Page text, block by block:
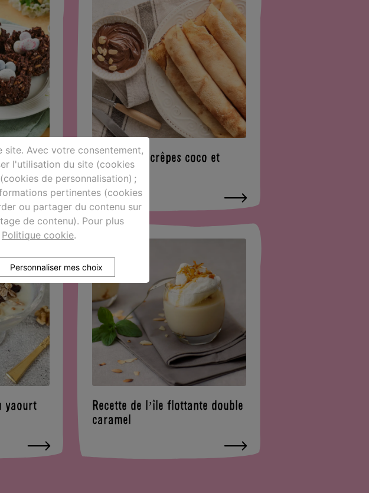
au Recette des crêpes coco et
chocolat
yaourt Recette de l’île flottante double
caramel
site. Avec votre consentement,
l'utilisation du site (cookies
de personnalisation) ;
pertinentes (cookies
ou partager du contenu sur
de contenu). Pour plus
Politique cookie.
Personnaliser mes choix